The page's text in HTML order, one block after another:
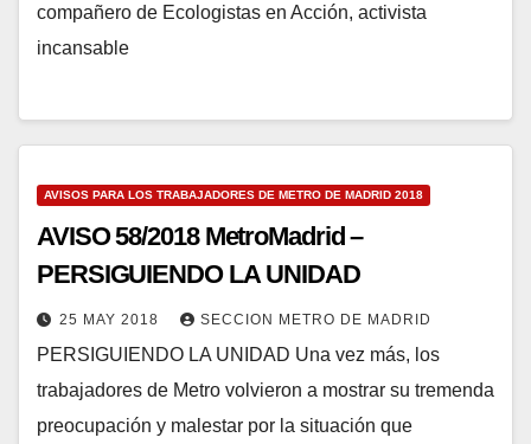
compañero de Ecologistas en Acción, activista
incansable
AVISOS PARA LOS TRABAJADORES DE METRO DE MADRID 2018
AVISO 58/2018 MetroMadrid –
PERSIGUIENDO LA UNIDAD
25 MAY 2018 SECCION METRO DE MADRID
PERSIGUIENDO LA UNIDAD Una vez más, los
trabajadores de Metro volvieron a mostrar su tremenda
preocupación y malestar por la situación que